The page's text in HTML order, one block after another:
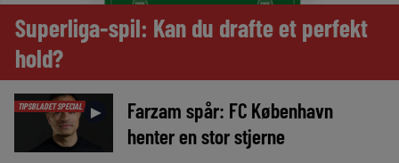
Superliga-spil: Kan du drafte et perfekt
hold?
TIPSBLADET SPECIAL ►
Farzam spår: FC København
henter en stor stjerne